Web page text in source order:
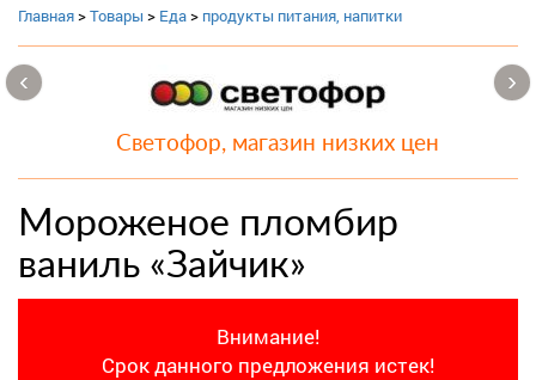
Главная>Товары > Еда> продукты питания, напитки
Светофор, магазин низких цен
Мороженое пломбир
ваниль «Зайчик»
Внимание!
Срок данного предложения истек!
‹ ›